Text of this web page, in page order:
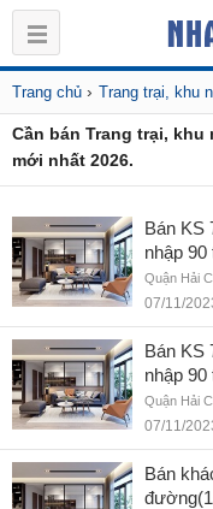
Trang chủ › Trang trại, khu
Cần bán Trang trại,
mới nhất 2026.
Bán KS
nhập
Nguyễn
Quận Hải
07/11/
Bán KS
nhập
Nguyễn
Quận Hải
07/11/
Bán